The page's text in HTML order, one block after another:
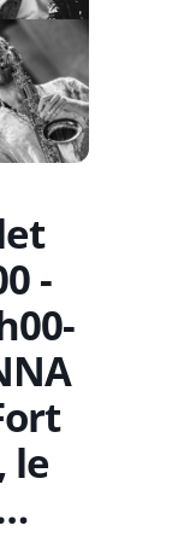
-
le